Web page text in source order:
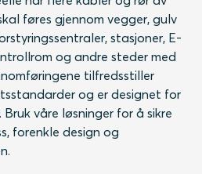
føres gjennom vegger, gulv
stasjoner, E-
og andre steder med
tilfredsstiller
og er designet for
våre løsninger for å sikre
forenkle design og